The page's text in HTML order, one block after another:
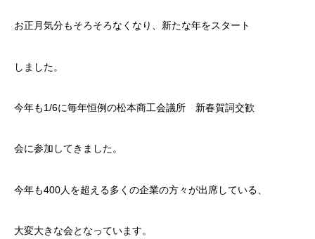
お正月気分もそろそろなくなり、新たな年をスタート
しました。
今年も1/6に毎年恒例の松本商工会議所 新春賀詞交歓
会に参加してきました。
今年も400人を超える多くの企業の方々が出席している、
大変大きな会となっています。